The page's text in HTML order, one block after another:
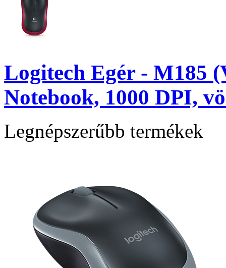
Logitech Egér - M185
Notebook, 1000 DPI,
Legnépszerűbb termékek